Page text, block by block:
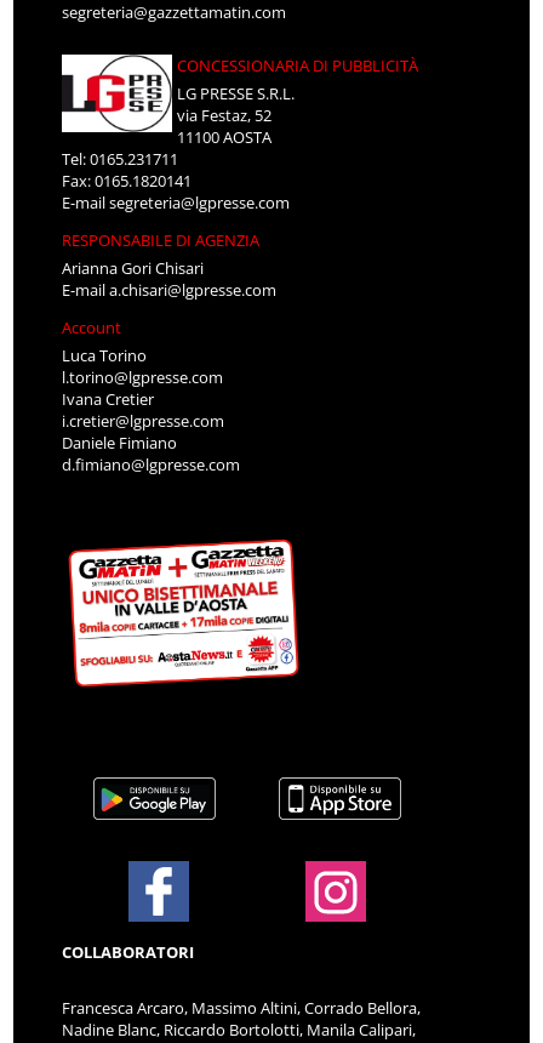
segreteria@gazzettamatin.com
CONCESSIONARIA DI PUBBLICITÀ
LG PRESSE S.R.L.
via Festaz, 52
11100 AOSTA
Tel: 0165.231711
Fax: 0165.1820141
E-mailsegreteria@lgpresse.com
RESPONSABILE DI AGENZIA
Arianna Gori Chisari
E-maila.chisari@lgpresse.com
Account
Luca Torino
l.torino@lgpresse.com
Ivana Cretier
i.cretier@lgpresse.com
Daniele Fimiano
d.fimiano@lgpresse.com
COLLABORATORI
Francesca Arcaro, Massimo Altini, Corrado Bellora,
Nadine Blanc, Riccardo Bortolotti, Manila Calipari,